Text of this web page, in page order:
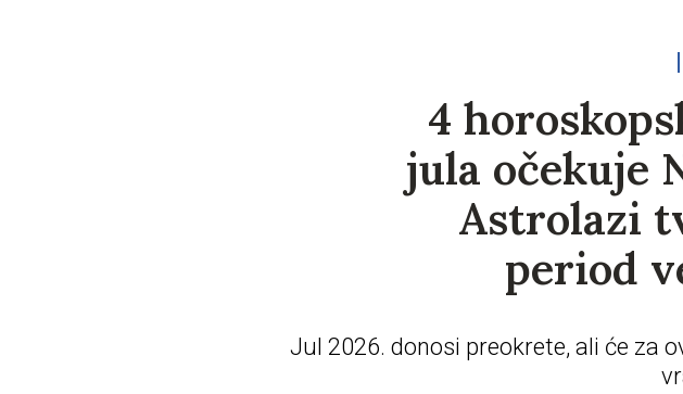
4
jula očekuje
Astrolazi
period
Jul 2026. donosi preokrete, ali će za